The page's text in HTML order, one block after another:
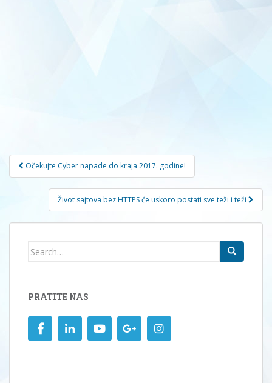
Navigacija
članaka
Očekujte Cyber napade do kraja 2017. godine!
Život sajtova bez HTTPS će uskoro postati sve teži i teži
Search
PRATITE NAS